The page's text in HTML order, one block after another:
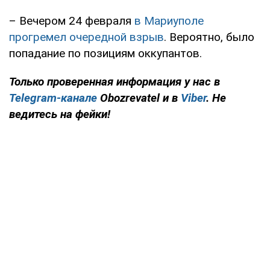
– Вечером 24 февраля в Мариуполе
прогремел очередной взрыв. Вероятно, было
попадание по позициям оккупантов.
Только проверенная информация у нас в
Telegram-канале Obozrevatel и в Viber. Не
ведитесь на фейки!